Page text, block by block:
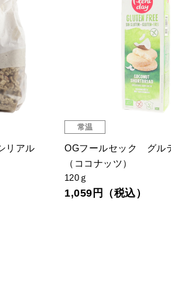
リアル
常温
OGフールセック グル
（ココナッツ）
120ｇ
1,059円（税込）